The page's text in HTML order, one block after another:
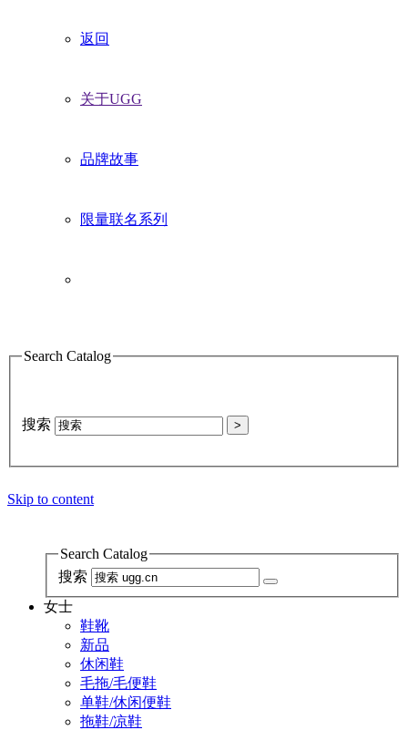
返回
关于UGG
品牌故事
限量联名系列
Search Catalog
搜索 >
Skip to content
Search Catalog
搜索
女士
鞋靴
新品
休闲鞋
毛拖/毛便鞋
单鞋/休闲便鞋
拖鞋/凉鞋